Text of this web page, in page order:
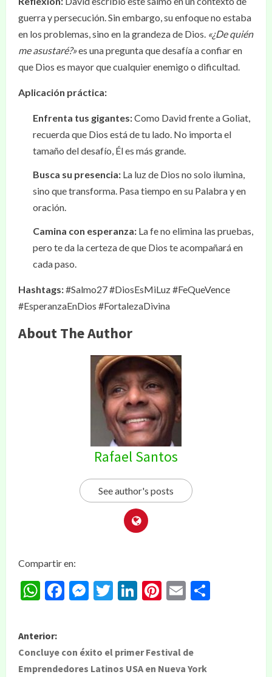
guerra y persecución. Sin embargo, su enfoque no estaba
en los problemas, sino en la grandeza de Dios. «¿De quién
me asustaré?»es una pregunta que desafía a confiar en
que Dios es mayor que cualquier enemigo o dificultad.
Aplicación práctica:
Enfrenta tus gigantes:Como David frente a Goliat,
recuerda que Dios está de tu lado. No importa el
tamaño del desafío, Él es más grande.
Busca su presencia: La luz de Dios no solo ilumina,
sino que transforma. Pasa tiempo en su Palabra y en
oración.
Camina con esperanza: La fe no elimina las pruebas,
pero te da la certeza de que Dios te acompañará en
cada paso.
Hashtags:#Salmo27 #DiosEsMiLuz #FeQueVence
#EsperanzaEnDios #FortalezaDivina
About The Author
Rafael Santos
See author's posts
Compartir en:
WhatsApp
Facebook
Messenger
Twitter
LinkedIn
Pinterest
Email
Anterior:
Concluye con éxito el primer Festival de
Emprendedores Latinos USA en Nueva York